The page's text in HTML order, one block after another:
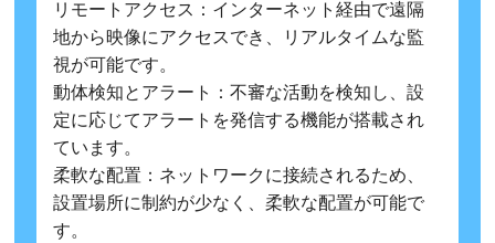
リモートアクセス：インターネット経由で遠隔
地から映像にアクセスでき、リアルタイムな監
視が可能です。
動体検知とアラート：不審な活動を検知し、設
定に応じてアラートを発信する機能が搭載され
ています。
柔軟な配置：ネットワークに接続されるため、
設置場所に制約が少なく、柔軟な配置が可能で
す。